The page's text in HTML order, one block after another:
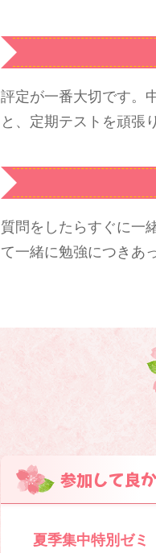
評定が一番大切です。
と、定期テストを頑張
質問をしたらすぐに一
て一緒に勉強につきあ
参加して良
夏季集中特別ゼミ